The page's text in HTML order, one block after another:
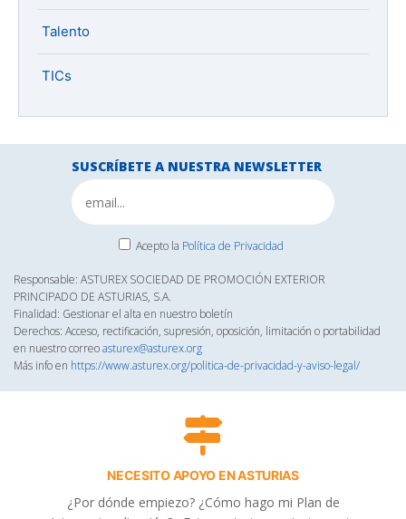
Talento
TICs
SUSCRÍBETE A NUESTRA NEWSLETTER
Acepto la Política de Privacidad
Responsable: ASTUREX SOCIEDAD DE PROMOCIÓN EXTERIOR
PRINCIPADO DE ASTURIAS, S.A.
Finalidad: Gestionar el alta en nuestro boletín
Derechos: Acceso, rectificación, supresión, oposición, limitación o portabilidad
en nuestro correoasturex@asturex.org
Más info en https://www.asturex.org/politica-de-privacidad-y-aviso-legal/
NECESITO APOYO EN ASTURIAS
¿Por dónde empiezo? ¿Cómo hago mi Plan de